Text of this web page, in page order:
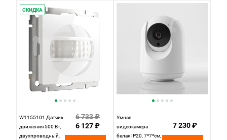
4690389204265
СКИДКА
W1155101 Датчик
движения 500 Вт,
двухпроводный,
6 733 ₽
6 127 ₽
Умная
видеокамера
белая IP20, 7*7*см,
7 230 ₽